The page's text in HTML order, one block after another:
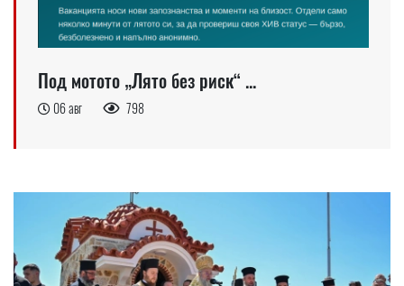
Под мотото „Лято без риск“ ...
06 авг 798